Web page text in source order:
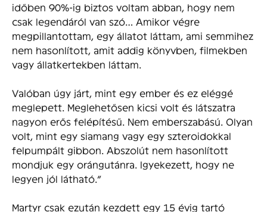
időben 90%-ig biztos voltam abban, hogy nem
csak legendáról van szó… Amikor végre
megpillantottam, egy állatot láttam, ami semmihez
nem hasonlított, amit addig könyvben, filmekben
vagy állatkertekben láttam.
Valóban úgy járt, mint egy ember és ez eléggé
meglepett. Meglehetősen kicsi volt és látszatra
nagyon erős felépítésű. Nem emberszabású. Olyan
volt, mint egy siamang vagy egy szteroidokkal
felpumpált gibbon. Abszolút nem hasonlított
mondjuk egy orángutánra. Igyekezett, hogy ne
legyen jól látható.”
Martyr csak ezután kezdett egy 15 évig tartó